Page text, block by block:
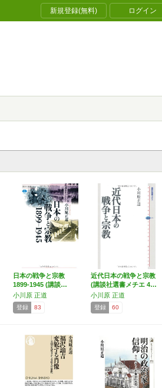
新規登録(無料) ログイン
日本の戦争と宗教
1899-1945 (講談…
小川原 正道
登録 83
近代日本の戦争と宗教
(講談社選書メチエ 4…
小川原 正道
登録 60